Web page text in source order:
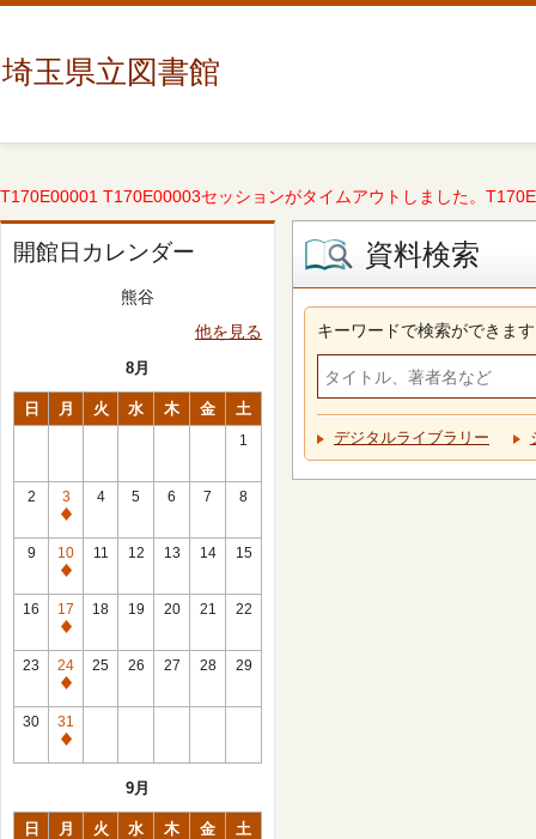
埼玉県立図書館
T170E00001 T170E00003セッションがタイムアウトしました。
開館日カレンダー
熊谷
他を見る
8月
日 月 火 水 木 金 土
1
2
3
休
館
日
4 5 6 7 8
9
10
休
館
日
11 12 13 14 15
16
17
休
館
日
18 19 20 21 22
23
24
休
館
日
25 26 27 28 29
30
31
休
9月
日 月 火 水 木 金 土
資料検索
キーワードで検索ができます
デジタルライブラリー